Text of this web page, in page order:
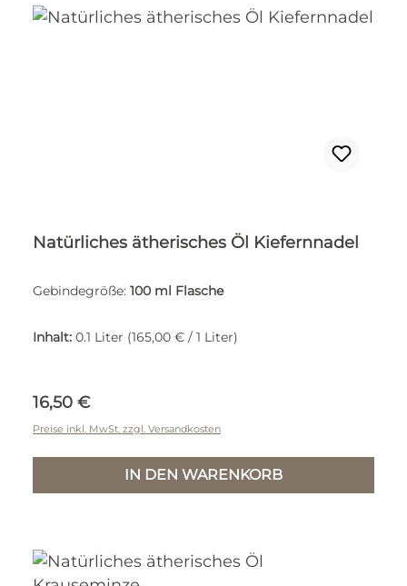
Natürliches ätherisches Öl Kiefernnadel
Gebindegröße: 100 ml Flasche
Inhalt: 0.1 Liter (165,00 € / 1 Liter)
Regulärer Preis:
16,50 €
Preise inkl. MwSt. zzgl. Versandkosten
IN DEN WARENKORB